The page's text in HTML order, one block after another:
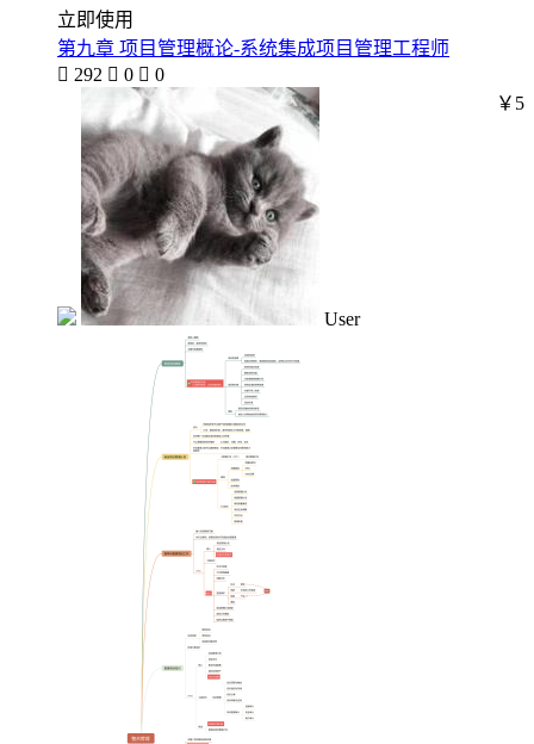
立即使用
第九章 项目管理概论-系统集成项目管理工程师
 292  0  0
User
￥5